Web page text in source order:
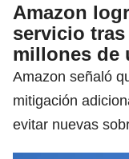
Amazon
servicio
millones de
Amazon señaló
mitigación
evitar nuevas